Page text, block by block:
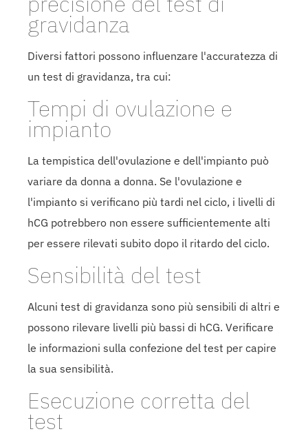
gravidanza
Diversi fattori possono influenzare l'accuratezza di
un test di gravidanza, tra cui:
Tempi di ovulazione e
impianto
La tempistica dell'ovulazione e dell'impianto può
variare da donna a donna. Se l'ovulazione e
l'impianto si verificano più tardi nel ciclo, i livelli di
hCG potrebbero non essere sufficientemente alti
per essere rilevati subito dopo il ritardo del ciclo.
Sensibilità del test
Alcuni test di gravidanza sono più sensibili di altri e
possono rilevare livelli più bassi di hCG. Verificare
le informazioni sulla confezione del test per capire
la sua sensibilità.
Esecuzione corretta del
test